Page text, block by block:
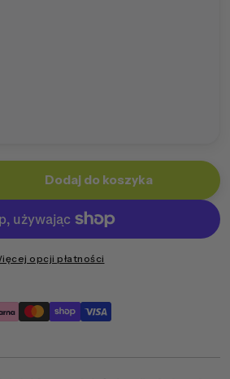
Fotel Sakwa L Bukla
ilość dla Fotel Sakwa L Bukla
Dodaj do koszyka
opcji płatności